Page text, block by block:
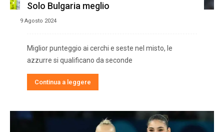
Solo Bulgaria meglio
9 Agosto 2024
Miglior punteggio ai cerchi e seste nel misto, le
azzurre si qualificano da seconde
Continua a leggere